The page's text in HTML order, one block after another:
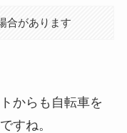
合があります
からも自転車を
すね。